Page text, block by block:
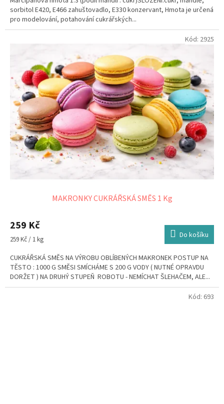
sorbitol E420, E466 zahuštovadlo, E330 konzervant, Hmota je určená
pro modelování, potahování cukrářských...
MAKRONKY CUKRÁŘSKÁ SMĚS 1 Kg
259 Kč
Měrná
259 Kč / 1 kg Do košíku
CUKRÁŘSKÁ SMĚS NA VÝROBU OBLÍBENÝCH MAKRONEK POSTUP NA
TĚSTO : 1000 G SMĚSI SMÍCHÁME S 200 G VODY ( NUTNÉ OPRAVDU
DORŽET ) NA DRUHÝ STUPEŇ ROBOTU - NEMÍCHAT ŠLEHAČEM, ALE...
Kód: 2925
Kód: 693